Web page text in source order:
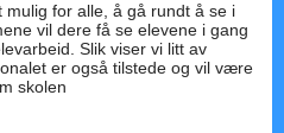
for alle, å gå rundt å se i
vil dere få se elevene i gang
Slik viser vi litt av
er også tilstede og vil være
skolen